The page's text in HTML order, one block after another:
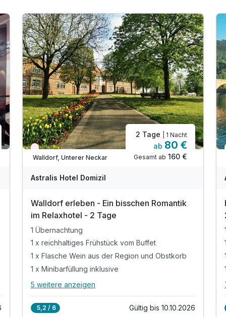
Nur noch Restplätze
Walldorf, Unterer Neckar
2 Tage | 1 Nacht
ab 80 €
Gesamt ab 160 €
Astralis Hotel Domizil
Walldorf erleben - Ein bisschen Romantik
im Relaxhotel - 2 Tage
1 Übernachtung
1 x reichhaltiges Frühstück vom Buffet
1 x Flasche Wein aus der Region und Obstkorb
1 x Minibarfüllung inklusive
Alle Inklusivleistungen
5 weitere anzeigen
5,2 / 6 Gültig bis 10.10.2026